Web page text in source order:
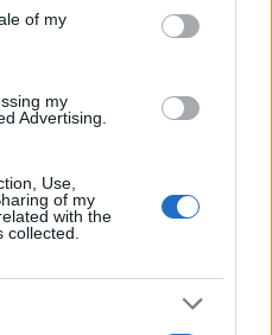
of my
my
Advertising.
Use,
of my
with the
καταστρέφεις» (vid)